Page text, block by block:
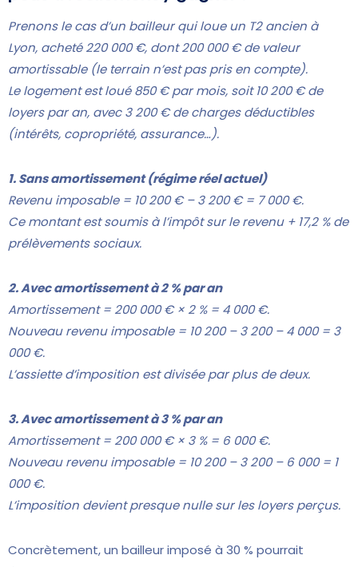
Prenons le cas d’un bailleur qui loue un T2 ancien à
Lyon, acheté 220 000 €, dont 200 000 € de valeur
amortissable (le terrain n’est pas pris en compte).
Le logement est loué 850 € par mois, soit 10 200 € de
loyers par an, avec 3 200 € de charges déductibles
(intérêts, copropriété, assurance…).
1. Sans amortissement (régime réel actuel)
Revenu imposable = 10 200 € – 3 200 € = 7 000 €.
Ce montant est soumis à l’impôt sur le revenu + 17,2 % de
prélèvements sociaux.
2. Avec amortissement à 2 % par an
Amortissement = 200 000 € × 2 % = 4 000 €.
Nouveau revenu imposable = 10 200 – 3 200 – 4 000 = 3
000 €.
L’assiette d’imposition est divisée par plus de deux.
3. Avec amortissement à 3 % par an
Amortissement = 200 000 € × 3 % = 6 000 €.
Nouveau revenu imposable = 10 200 – 3 200 – 6 000 = 1
000 €.
L’imposition devient presque nulle sur les loyers perçus.
Concrètement, un bailleur imposé à 30 % pourrait